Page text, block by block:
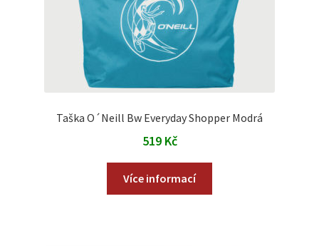
Taška O´Neill Bw Everyday Shopper Modrá
519 Kč
Více informací